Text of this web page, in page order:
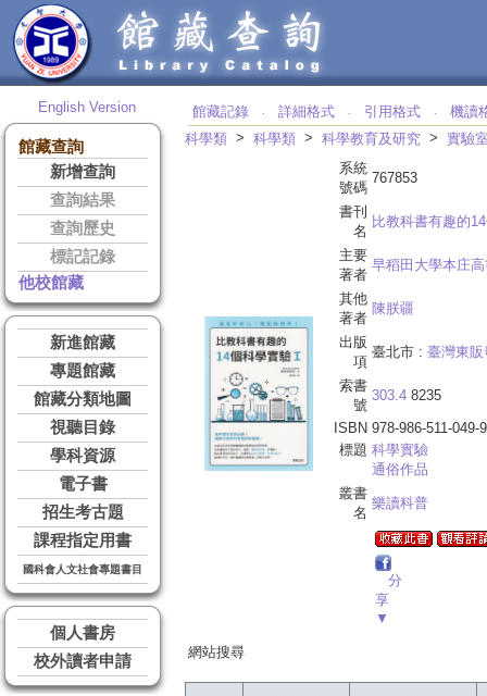
English Version
館藏查詢
新增查詢
查詢結果
查詢歷史
標記記錄
他校館藏
新進館藏
專題館藏
館藏分類地圖
視聽目錄
學科資源
電子書
招生考古題
課程指定用書
國科會人文社會專題書目
個人書房
校外讀者申請
館藏記錄 ‧ 詳細格式 ‧ 引用格式 ‧
機讀
科學類 > 科學類 > 科學教育及研究 > 實驗
系統
號碼
767853
書刊
名
比教科書有趣的
主要
著者
早稻田大學本庄
其他
著者
陳朕疆
出版
項
臺北市 : 臺灣東販
索書
號
303.4 8235
ISBN 978-986-511-049-9
標題 科學實驗
通俗作品
叢書
名
樂讀科普
分
享
▼
網站搜尋